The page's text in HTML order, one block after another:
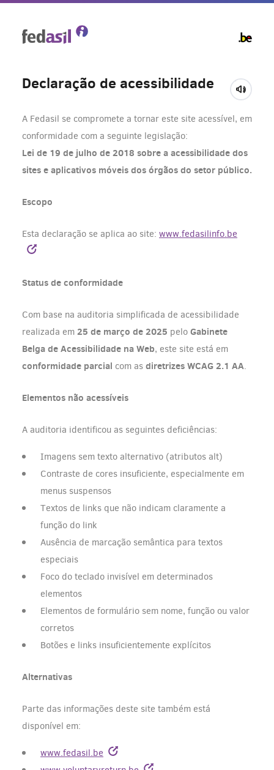
Declaração de acessibilidade
A Fedasil se compromete a tornar este site acessível, em
conformidade com a seguinte legislação:
Lei de 19 de julho de 2018 sobre a acessibilidade dos
sites e aplicativos móveis dos órgãos do setor público.
Escopo
Esta declaração se aplica ao site: www.fedasilinfo.be
Status de conformidade
Com base na auditoria simplificada de acessibilidade
realizada em 25 de março de 2025 pelo Gabinete
Belga de Acessibilidade na Web, este site está em
conformidade parcial com as diretrizes WCAG 2.1 AA.
Elementos não acessíveis
A auditoria identificou as seguintes deficiências:
Imagens sem texto alternativo (atributos alt)
Contraste de cores insuficiente, especialmente em
menus suspensos
Textos de links que não indicam claramente a
função do link
Ausência de marcação semântica para textos
especiais
Foco do teclado invisível em determinados
elementos
Elementos de formulário sem nome, função ou valor
corretos
Botões e links insuficientemente explícitos
Alternativas
Parte das informações deste site também está
disponível em:
www.fedasil.be